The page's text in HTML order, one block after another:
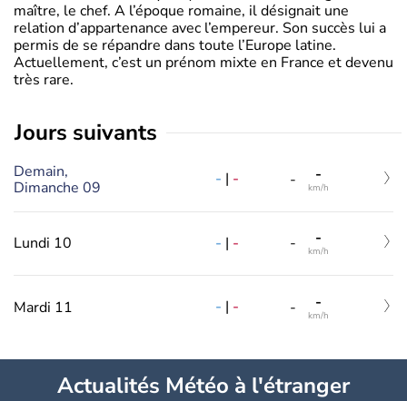
maître, le chef. A l’époque romaine, il désignait une
relation d’appartenance avec l’empereur. Son succès lui a
permis de se répandre dans toute l’Europe latine.
Actuellement, c’est un prénom mixte en France et devenu
très rare.
jours suivants
Demain,
Dimanche 09
- | - - -
km/h
Lundi 10 - | - - -
km/h
Mardi 11 - | - - -
km/h
Actualités Météo à l'étranger